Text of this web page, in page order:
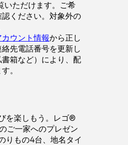
いただけます。ご希
ください。対象外の
カウント情報から正し
先電話番号を更新し
箱など）により、配
。
を楽しもう。レゴ®
ご一家へのプレゼン
りもの4台、地名タイ